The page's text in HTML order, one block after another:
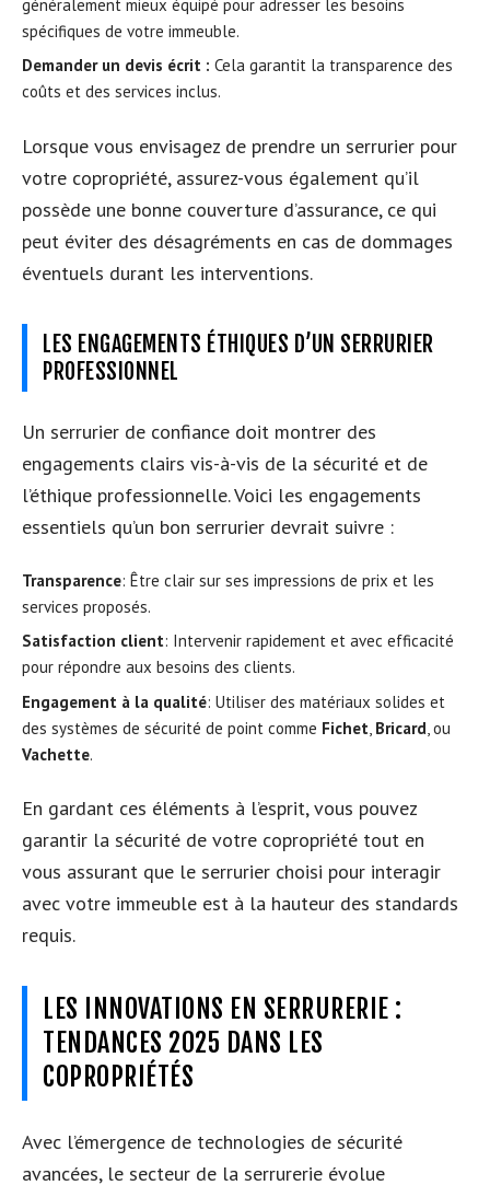
généralement mieux équipé pour adresser les besoins
spécifiques de votre immeuble.
Demander un devis écrit : Cela garantit la transparence des
coûts et des services inclus.
Lorsque vous envisagez de prendre un serrurier pour
votre copropriété, assurez-vous également qu’il
possède une bonne couverture d’assurance, ce qui
peut éviter des désagréments en cas de dommages
éventuels durant les interventions.
LES ENGAGEMENTS ÉTHIQUES D’UN SERRURIER
PROFESSIONNEL
Un serrurier de confiance doit montrer des
engagements clairs vis-à-vis de la sécurité et de
l’éthique professionnelle. Voici les engagements
essentiels qu’un bon serrurier devrait suivre :
Transparence: Être clair sur ses impressions de prix et les
services proposés.
Satisfaction client: Intervenir rapidement et avec efficacité
pour répondre aux besoins des clients.
Engagement à la qualité: Utiliser des matériaux solides et
des systèmes de sécurité de point comme Fichet, Bricard, ou
Vachette.
En gardant ces éléments à l’esprit, vous pouvez
garantir la sécurité de votre copropriété tout en
vous assurant que le serrurier choisi pour interagir
avec votre immeuble est à la hauteur des standards
requis.
LES INNOVATIONS EN SERRURERIE :
TENDANCES 2025 DANS LES
COPROPRIÉTÉS
Avec l’émergence de technologies de sécurité
avancées, le secteur de la serrurerie évolue